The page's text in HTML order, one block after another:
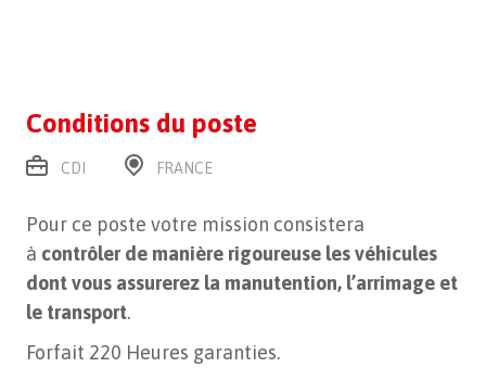
Conditions du poste
CDI FRANCE
Pour ce poste votre mission consistera
à contrôler de manière rigoureuse les véhicules
dont vous assurerez la manutention, l’arrimage et
le transport.
Forfait 220 Heures garanties.